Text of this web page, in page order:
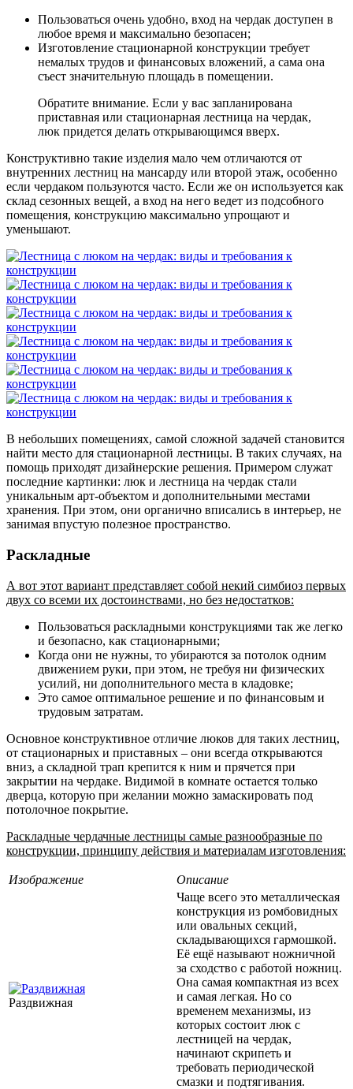
Пользоваться очень удобно, вход на чердак доступен в
любое время и максимально безопасен;
Изготовление стационарной конструкции требует
немалых трудов и финансовых вложений, а сама она
съест значительную площадь в помещении.
Обратите внимание. Если у вас запланирована
приставная или стационарная лестница на чердак,
люк придется делать открывающимся вверх.
Конструктивно такие изделия мало чем отличаются от
внутренних лестниц на мансарду или второй этаж, особенно
если чердаком пользуются часто. Если же он используется как
склад сезонных вещей, а вход на него ведет из подсобного
помещения, конструкцию максимально упрощают и
уменьшают.
В небольших помещениях, самой сложной задачей становится
найти место для стационарной лестницы. В таких случаях, на
помощь приходят дизайнерские решения. Примером служат
последние картинки: люк и лестница на чердак стали
уникальным арт-объектом и дополнительными местами
хранения. При этом, они органично вписались в интерьер, не
занимая впустую полезное пространство.
Раскладные
А вот этот вариант представляет собой некий симбиоз первых
двух со всеми их достоинствами, но без недостатков:
Пользоваться раскладными конструкциями так же легко
и безопасно, как стационарными;
Когда они не нужны, то убираются за потолок одним
движением руки, при этом, не требуя ни физических
усилий, ни дополнительного места в кладовке;
Это самое оптимальное решение и по финансовым и
трудовым затратам.
Основное конструктивное отличие люков для таких лестниц,
от стационарных и приставных – они всегда открываются
вниз, а складной трап крепится к ним и прячется при
закрытии на чердаке. Видимой в комнате остается только
дверца, которую при желании можно замаскировать под
потолочное покрытие.
Раскладные чердачные лестницы самые разнообразные по
конструкции, принципу действия и материалам изготовления:
Изображение Описание
Раздвижная
Чаще всего это металлическая
конструкция из ромбовидных
или овальных секций,
складывающихся гармошкой.
Её ещё называют ножничной
за сходство с работой ножниц.
Она самая компактная из всех
и самая легкая. Но со
временем механизмы, из
которых состоит люк с
лестницей на чердак,
начинают скрипеть и
требовать периодической
смазки и подтягивания.